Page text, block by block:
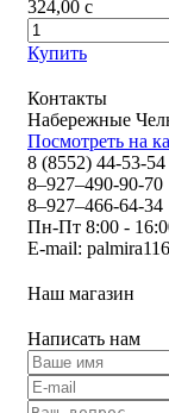
324,00 c
Купить
Контакты
Набережные
Посмотреть на
8 (8552) 44-53-54
8–927–490-90-70
8–927–466-64-34
Пн-Пт 8:00 -
E-mail:
Наш магазин
Написать нам